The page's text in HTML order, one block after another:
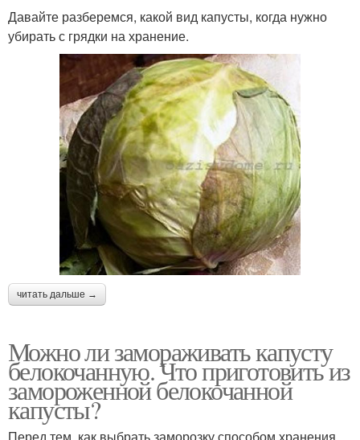
Давайте разберемся, какой вид капусты, когда нужно
убирать с грядки на хранение.
читать дальше →
Можно ли замораживать капусту
белокочанную. Что приготовить из
замороженной белокочанной
капусты?
Перед тем, как выбрать заморозку способом хранения